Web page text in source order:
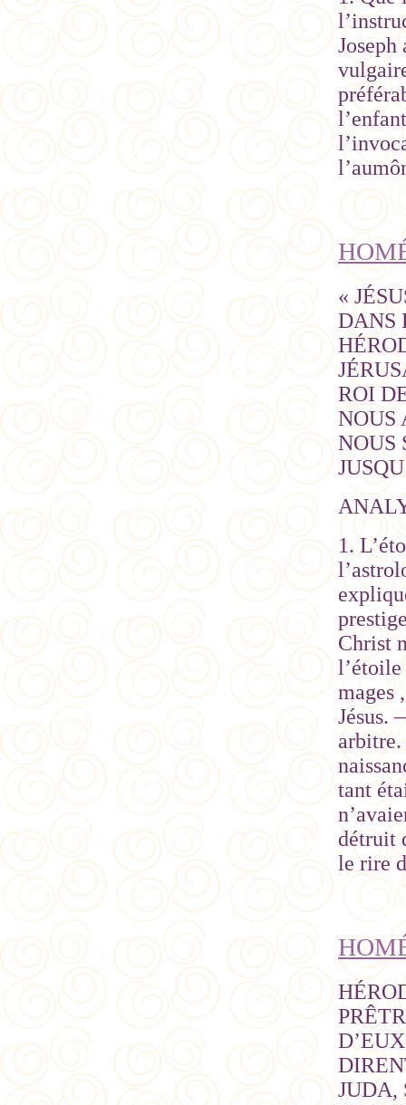
Joseph
«
DANS
ROI
NOUS
NOUS
1.
Christ
l’étoile
mages
Jésus.
tant
détruit
le rire
JUDA,